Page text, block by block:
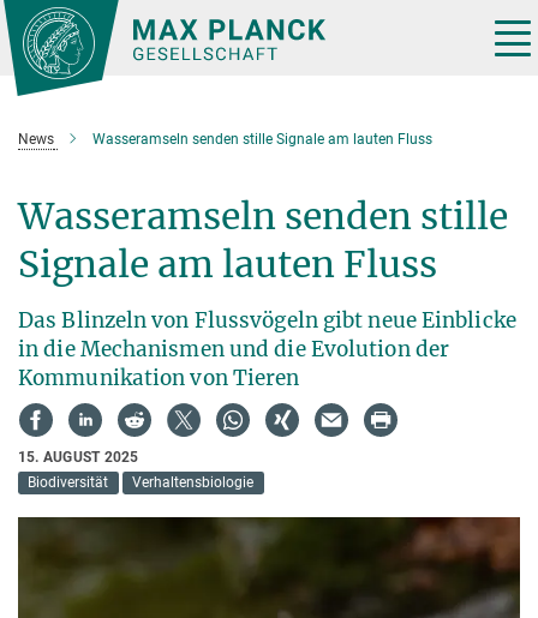
Hauptinhalt
News Wasseramseln senden stille Signale am lauten Fluss
Wasseramseln senden stille
Signale am lauten Fluss
Das Blinzeln von Flussvögeln gibt neue Einblicke
in die Mechanismen und die Evolution der
Kommunikation von Tieren
15. AUGUST 2025
Biodiversität
Verhaltensbiologie